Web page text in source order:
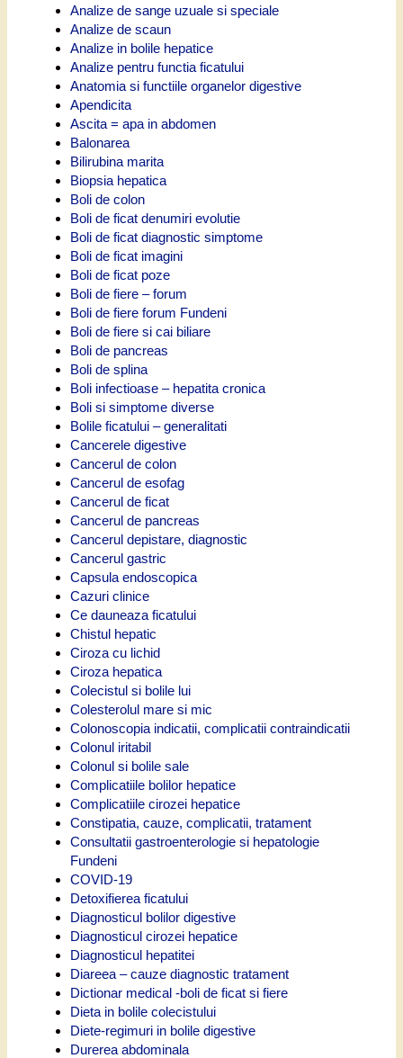
Analize de sange uzuale si speciale
Analize de scaun
Analize in bolile hepatice
Analize pentru functia ficatului
Anatomia si functiile organelor digestive
Apendicita
Ascita = apa in abdomen
Balonarea
Bilirubina marita
Biopsia hepatica
Boli de colon
Boli de ficat denumiri evolutie
Boli de ficat diagnostic simptome
Boli de ficat imagini
Boli de ficat poze
Boli de fiere – forum
Boli de fiere forum Fundeni
Boli de fiere si cai biliare
Boli de pancreas
Boli de splina
Boli infectioase – hepatita cronica
Boli si simptome diverse
Bolile ficatului – generalitati
Cancerele digestive
Cancerul de colon
Cancerul de esofag
Cancerul de ficat
Cancerul de pancreas
Cancerul depistare, diagnostic
Cancerul gastric
Capsula endoscopica
Cazuri clinice
Ce dauneaza ficatului
Chistul hepatic
Ciroza cu lichid
Ciroza hepatica
Colecistul si bolile lui
Colesterolul mare si mic
Colonoscopia indicatii, complicatii contraindicatii
Colonul iritabil
Colonul si bolile sale
Complicatiile bolilor hepatice
Complicatiile cirozei hepatice
Constipatia, cauze, complicatii, tratament
Consultatii gastroenterologie si hepatologie
Fundeni
COVID-19
Detoxifierea ficatului
Diagnosticul bolilor digestive
Diagnosticul cirozei hepatice
Diagnosticul hepatitei
Diareea – cauze diagnostic tratament
Dictionar medical -boli de ficat si fiere
Dieta in bolile colecistului
Diete-regimuri in bolile digestive
Durerea abdominala